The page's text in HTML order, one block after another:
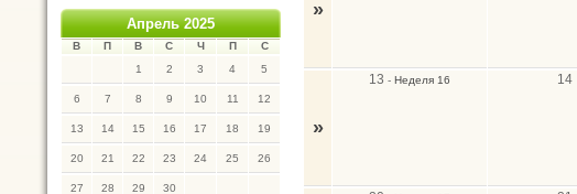
Апрель 2025
В П В С Ч П
С
1
2 3 4 5
6 7 8 9 10 11 12
13 14 15 16 17 18 19
20 21 22 23 24 25 26
27 28 29 30
»
»
13 - Неделя 16 14